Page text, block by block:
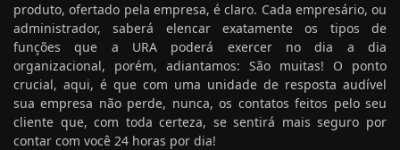
produto, ofertado pela empresa, é claro. Cada empresário, ou
administrador, saberá elencar exatamente os tipos de
funções que a URA poderá exercer no dia a dia
organizacional, porém, adiantamos: São muitas! O ponto
crucial, aqui, é que com uma unidade de resposta audível
sua empresa não perde, nunca, os contatos feitos pelo seu
cliente que, com toda certeza, se sentirá mais seguro por
contar com você 24 horas por dia!